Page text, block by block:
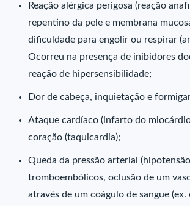
Reação alérgica perigosa (reação
repentino da pele e membrana
dificuldade para engolir ou respirar
Ocorreu na presença de inibidores
reação de hipersensibilidade;
Dor de cabeça, inquietação e
Ataque cardíaco (infarto do
coração (taquicardia);
Queda da pressão arterial
tromboembólicos, oclusão de um
através de um coágulo de sangue (ex.